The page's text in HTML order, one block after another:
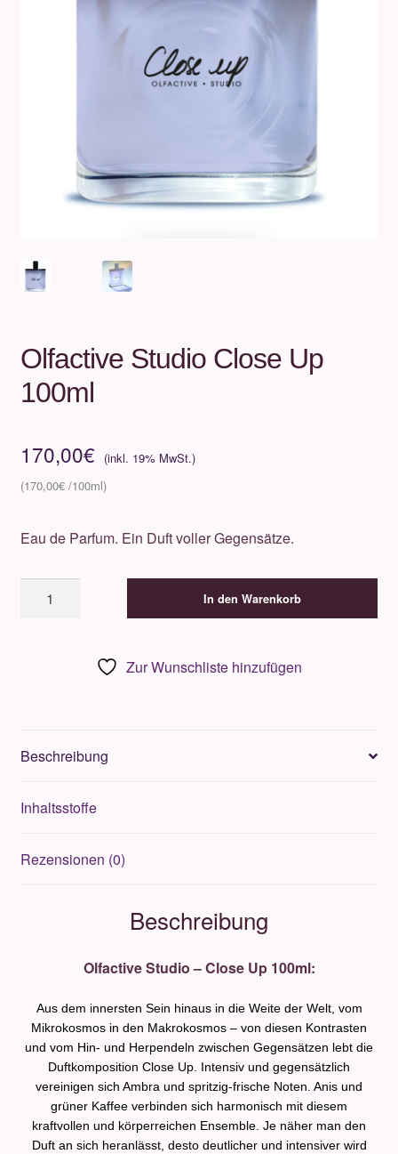
Olfactive Studio Close Up
100ml
170,00€
170,00€
Eau de Parfum. Ein Duft voller Gegensätze.
Studio
In den Warenkorb
Zur Wunschliste hinzufügen
Beschreibung
Inhaltsstoffe
Rezensionen (0)
Beschreibung
Olfactive Studio – Close Up 100ml:
Aus dem innersten Sein hinaus in die Weite der Welt, vom
Mikrokosmos in den Makrokosmos – von diesen Kontrasten
und vom Hin- und Herpendeln zwischen Gegensätzen lebt die
Duftkomposition Close Up. Intensiv und gegensätzlich
vereinigen sich Ambra und spritzig-frische Noten. Anis und
grüner Kaffee verbinden sich harmonisch mit diesem
kraftvollen und körperreichen Ensemble. Je näher man den
Duft an sich heranlässt, desto deutlicher und intensiver wird